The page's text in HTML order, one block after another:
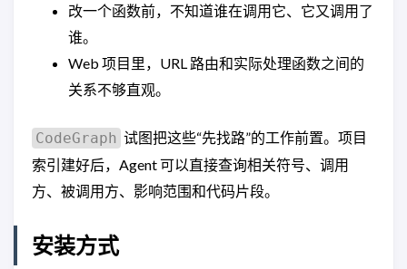
改一个函数前，不知道谁在调用它、它又调用了
谁。
Web 项目里，URL 路由和实际处理函数之间的
关系不够直观。
CodeGraph 试图把这些“先找路”的工作前置。项目
索引建好后，Agent 可以直接查询相关符号、调用
方、被调用方、影响范围和代码片段。
安装方式